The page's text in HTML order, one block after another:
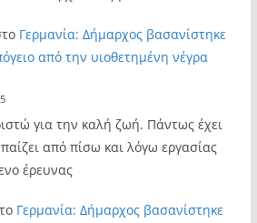
Γερμανία: Δήμαρχος βασανίστηκε
από την υιοθετημένη νέγρα
για την καλή ζωή. Πάντως έχει
από πίσω και λόγω εργασίας
έρευνας
Γερμανία: Δήμαρχος βασανίστηκε